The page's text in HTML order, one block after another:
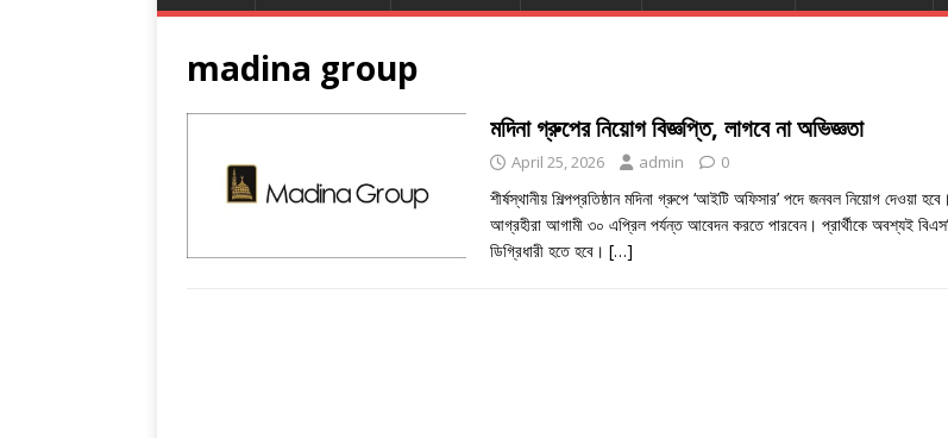
madina group
মদিনা গ্রুপের নিয়োগ বিজ্ঞপ্তি, লাগবে না অভিজ্ঞতা
April 25, 2026 admin 0
শীর্ষস্থানীয় শিল্পপ্রতিষ্ঠান মদিনা গ্রুপে ‘আইটি অফিসার’ পদে জনবল নিয়োগ দেওয়া হবে।
আগ্রহীরা আগামী ৩০ এপ্রিল পর্যন্ত আবেদন করতে পারবেন। প্রার্থীকে অবশ্যই
ডিগ্রিধারী হতে হবে। […]